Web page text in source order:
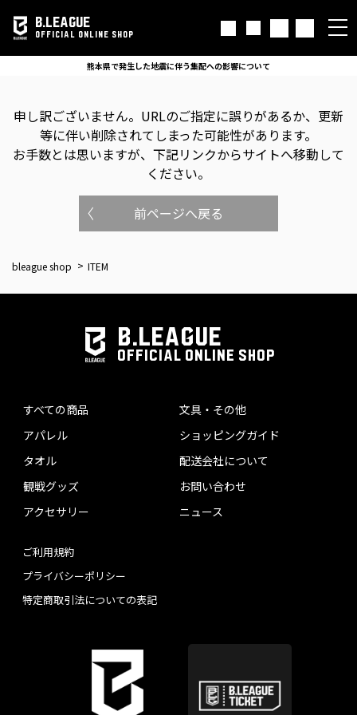
B.LEAGUE
OFFICIAL ONLINE SHOP
熊本県で発生した地震に伴う集配への影響について
申し訳ございません。 URLのご指定に誤りがあるか、更新
等に伴い削除されてしまった可能性があります。
お手数とは思いますが、下記リンクからサイトへ移動して
ください。
前ページへ戻る
bleague shop ITEM
B.LEAGUE
OFFICIAL ONLINE SHOP
すべての商品
アパレル
タオル
観戦グッズ
アクセサリー
文具・その他
ショッピングガイド
配送会社について
お問い合わせ
ニュース
ご利用規約
プライバシーポリシー
特定商取引法についての表記